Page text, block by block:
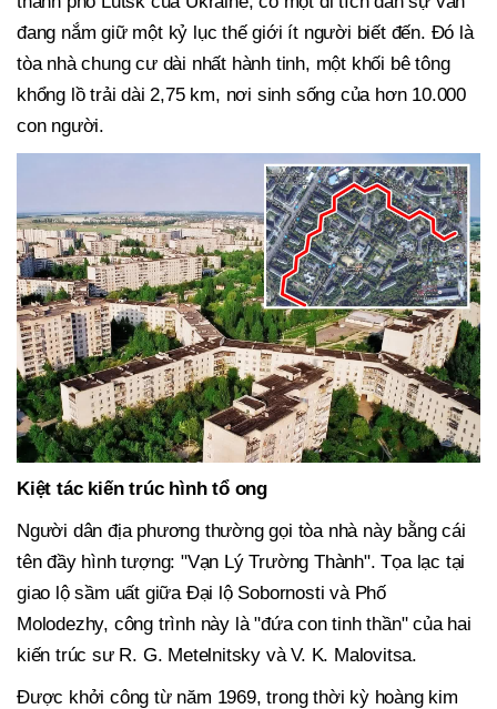
đang nắm giữ một kỷ lục thế giới ít người biết đến. Đó là
tòa nhà chung cư dài nhất hành tinh, một khối bê tông
khổng lồ trải dài 2,75 km, nơi sinh sống của hơn 10.000
con người.
Kiệt tác kiến trúc hình tổ ong
Người dân địa phương thường gọi tòa nhà này bằng cái
tên đầy hình tượng: "Vạn Lý Trường Thành". Tọa lạc tại
giao lộ sầm uất giữa Đại lộ Sobornosti và Phố
Molodezhy, công trình này là "đứa con tinh thần" của hai
kiến trúc sư R. G. Metelnitsky và V. K. Malovitsa.
Được khởi công từ năm 1969, trong thời kỳ hoàng kim